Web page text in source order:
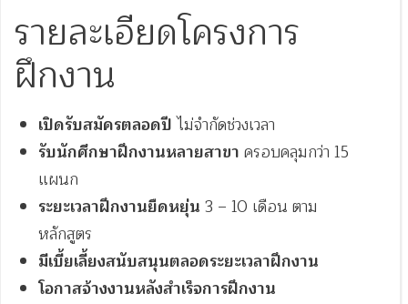
รายละเอียดโครงการ
ฝึกงาน
เปิดรับสมัครตลอดปีไม่จำกัดช่วงเวลา
รับนักศึกษาฝึกงานหลายสาขา ครอบคลุมกว่า 15
แผนก
ระยะเวลาฝึกงานยืดหยุ่น 3 – 10 เดือน ตาม
หลักสูตร
มีเบี้ยเลี้ยงสนับสนุนตลอดระยะเวลาฝึกงาน
โอกาสจ้างงานหลังสำเร็จการฝึกงาน